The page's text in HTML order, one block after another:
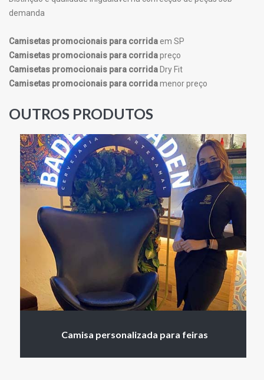
demanda
Camisetas promocionais para corridaem SP
Camisetas promocionais para corridapreço
Camisetas promocionais para corrida Dry Fit
Camisetas promocionais para corridamenor preço
OUTROS PRODUTOS
Camisa personalizada para feiras